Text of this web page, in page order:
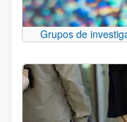
Grupos de